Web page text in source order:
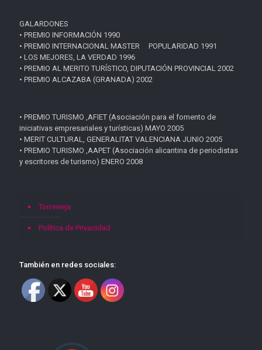
GALARDONES
• PREMIO INFORMACIÓN 1990
• PREMIO INTERNACIONAL MASTER POPULARIDAD 1991
• LOS MEJORES, LA VERDAD 1996
• PREMIO AL MERITO TURÍSTICO, DIPUTACIÓN PROVINCIAL 2002
• PREMIO ALCAZABA (GRANADA) 2002
• PREMIO TURISMO ,AFIET (Asociación para el fomento de
iniciativas empresariales y turísticas) MAYO 2005
• MERIT CULTURAL, GENERALITAT VALENCIANA JUNIO 2005
• PREMIO TURISMO ,AAPET (Asociación alicantina de periodistas
y escritores de turismo) ENERO 2008
Torrevieja
Política de Privacidad
También en redes sociales: